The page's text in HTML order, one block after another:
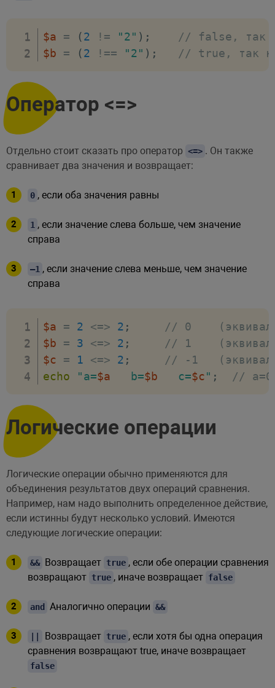
$a = (2 != "2" ) ;
// false, так
$b
= (2 !== "2" ) ; // true, так
Оператор <=>
Отдельно стоит сказать про оператор <=> . Он также
сравнивает два значения и возвращает:
0 , если оба значения равны
1 , если значение слева больше, чем значение
справа
–1 , если значение слева меньше, чем значение
справа
$a = 2 <=> 2 ;
// 0
$b
= 3 <=> 2 ;
// 1
$c
= 1 <=> 2 ;
// -1
echo
"a=$a
   b=
$b
   c=
$c" ; //
Логические операции
Логические операции обычно применяются для
объединения результатов двух операций сравнения.
Например, нам надо выполнить определенное действие,
если истинны будут несколько условий. Имеются
следующие логические операции:
&& Возвращает true , если обе операции сравнения
возвращают true , иначе возвращает false
and Аналогично операции &&
|| Возвращает true , если хотя бы одна операция
сравнения возвращают true, иначе возвращает
false